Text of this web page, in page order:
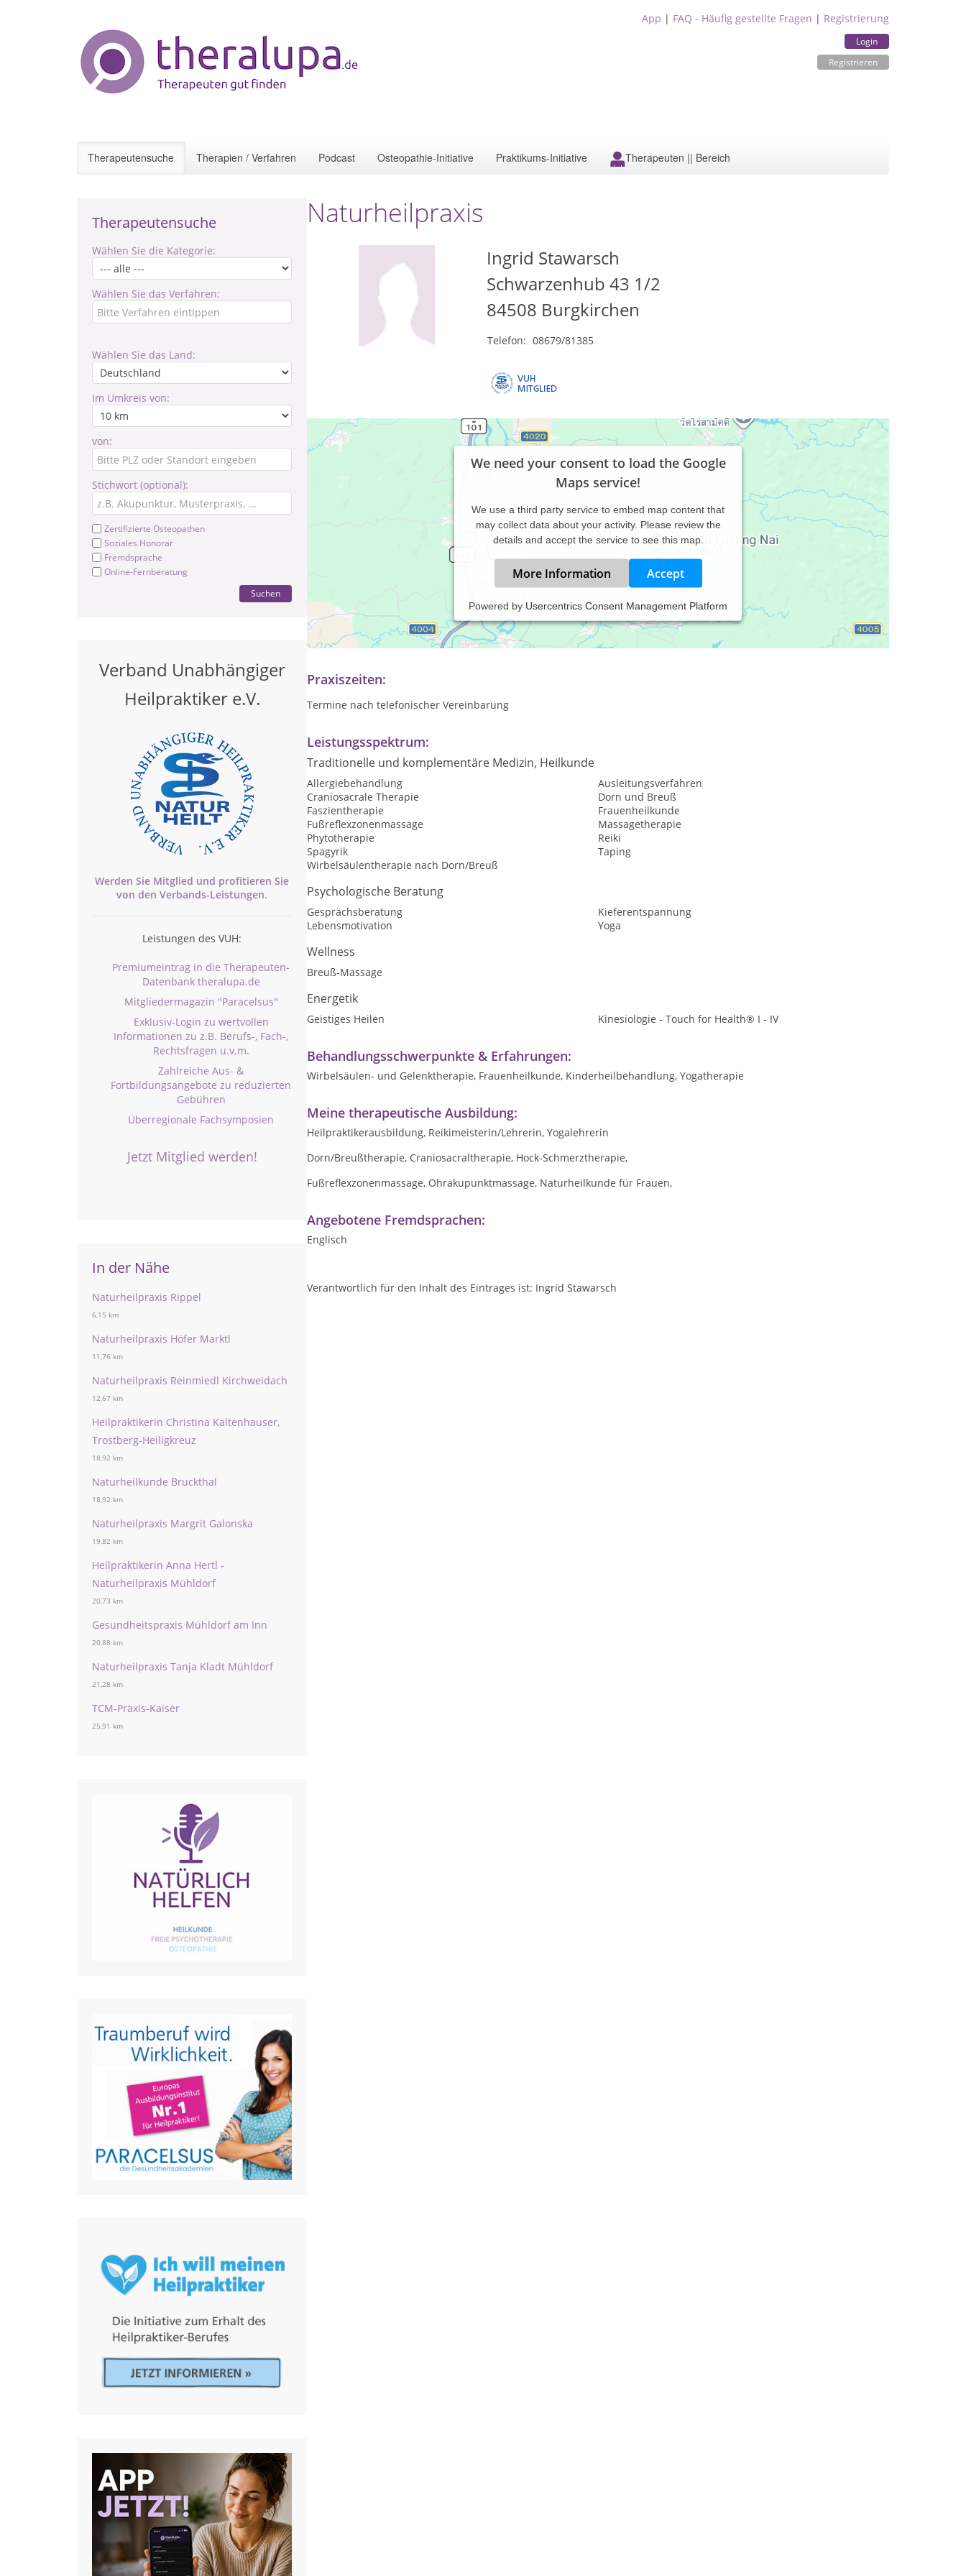
App | FAQ - Häufig gestellte Fragen | Registrierung
Login
Registrieren
Therapeutensuche Therapien / Verfahren Podcast Osteopathie-Initiative Praktikums-Initiative Therapeuten || Bereich
Therapeutensuche
Wählen Sie die Kategorie:
Wählen Sie das Verfahren:
Wählen Sie das Land:
Im Umkreis von:
von:
Stichwort (optional):
Zertifizierte Osteopathen
Soziales Honorar
Fremdsprache
Online-Fernberatung
Suchen
Verband Unabhängiger
Heilpraktiker e.V.
Werden Sie Mitglied und profitieren Sie
von den Verbands-Leistungen.
Leistungen des VUH:
Premiumeintrag in die Therapeuten-
Datenbank theralupa.de
Mitgliedermagazin "Paracelsus"
Exklusiv-Login zu wertvollen
Informationen zu z.B. Berufs-, Fach-,
Rechtsfragen u.v.m.
Zahlreiche Aus- &
Fortbildungsangebote zu reduzierten
Gebühren
Überregionale Fachsymposien
Jetzt Mitglied werden!
In der Nähe
Naturheilpraxis Rippel
6,15 km
Naturheilpraxis Höfer Marktl
11,76 km
Naturheilpraxis Reinmiedl Kirchweidach
12,67 km
Heilpraktikerin Christina Kaltenhauser,
Trostberg-Heiligkreuz
18,92 km
Naturheilkunde Bruckthal
18,92 km
Naturheilpraxis Margrit Galonska
19,82 km
Heilpraktikerin Anna Hertl -
Naturheilpraxis Mühldorf
20,73 km
Gesundheitspraxis Mühldorf am Inn
20,88 km
Naturheilpraxis Tanja Kladt Mühldorf
21,28 km
TCM-Praxis-Kaiser
25,91 km
Naturheilpraxis
Ingrid Stawarsch
Schwarzenhub 43 1/2
84508 Burgkirchen
Telefon: 08679/81385
We need your consent to load the Google
Maps service!
We use a third party service to embed map content that
may collect data about your activity. Please review the
details and accept the service to see this map.
More Information Accept
Powered by Usercentrics Consent Management Platform
Ganzheitliche Praxis für Naturheilkunde und Energetische Körperarbeit
(u. a. Craniosacraltherapie, Massagen, Pflanzenheilkunde und Yoga)
Praxiszeiten:
Termine nach telefonischer Vereinbarung
Leistungsspektrum:
Traditionelle und komplementäre Medizin, Heilkunde
Allergiebehandlung
Ausleitungsverfahren
Craniosacrale Therapie
Dorn und Breuß
Faszientherapie
Frauenheilkunde
Fußreflexzonenmassage
Massagetherapie
Phytotherapie
Reiki
Spagyrik
Taping
Wirbelsäulentherapie nach Dorn/Breuß
Psychologische Beratung
Gesprächsberatung
Kieferentspannung
Lebensmotivation
Yoga
Wellness
Breuß-Massage
Energetik
Geistiges Heilen Kinesiologie - Touch for Health® I - IV
Behandlungsschwerpunkte & Erfahrungen:
Wirbelsäulen- und Gelenktherapie, Frauenheilkunde, Kinderheilbehandlung, Yogatherapie
Meine therapeutische Ausbildung:
Heilpraktikerausbildung, Reikimeisterin/Lehrerin, Yogalehrerin
Dorn/Breußtherapie, Craniosacraltherapie, Hock-Schmerztherapie,
Fußreflexzonenmassage, Ohrakupunktmassage, Naturheilkunde für Frauen,
Angebotene Fremdsprachen:
Englisch
Verantwortlich für den Inhalt des Eintrages ist: Ingrid Stawarsch